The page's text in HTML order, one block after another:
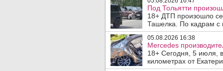
Под Тольятти
18+ ДТП произошло
Ташелка. По кадрам с
05.08.2026 16:38
Mercedes
18+ Сегодня, 5 июля,
километрах от